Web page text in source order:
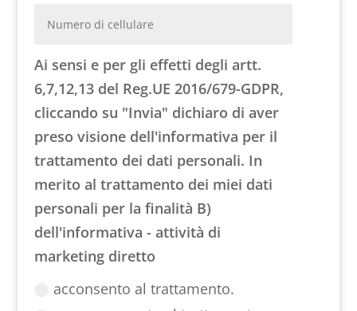
Ai sensi e per gli effetti degli artt.
6,7,12,13 del Reg.UE 2016/679-GDPR,
cliccando su "Invia" dichiaro di aver
preso visione dell'informativa per il
trattamento dei dati personali. In
merito al trattamento dei miei dati
personali per la finalità B)
dell'informativa - attività di
marketing diretto
acconsento al trattamento.